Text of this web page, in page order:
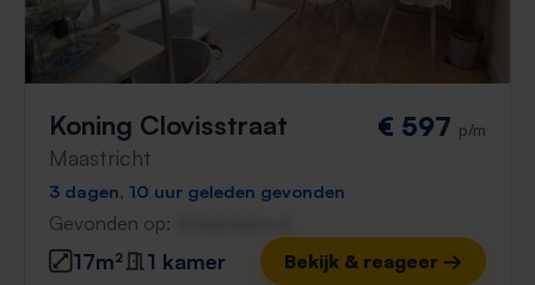
Koning Clovisstraat
Maastricht
€ 597 p/m
3 dagen, 10 uur geleden gevonden
Gevonden op:
17m² 1 kamer Bekijk & reageer →